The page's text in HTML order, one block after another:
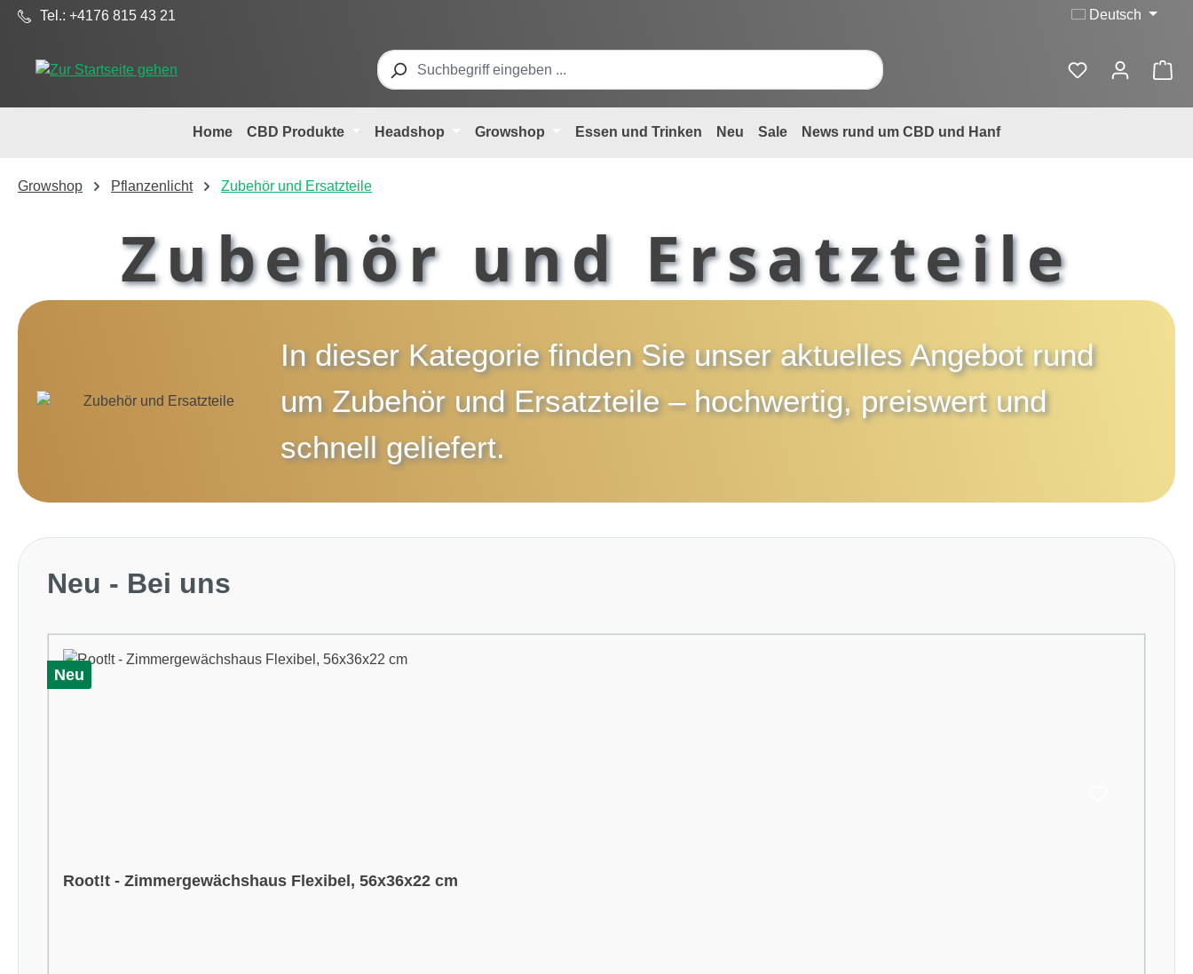
Hauptinhalt springen
Zur Suche springen
Zur Hauptnavigation springen
Tel.: +4176 815 43 21 Deutsch
Home CBD Produkte Headshop Growshop Essen und Trinken Neu Sale News rund um CBD und Hanf
Growshop Pflanzenlicht Zubehör und Ersatzteile
Zubehör und Ersatzteile
In dieser Kategorie finden Sie unser aktuelles Angebot rund
um Zubehör und Ersatzteile– hochwertig, preiswert und
schnell geliefert.
Produktgalerie überspringen
Neu - Bei uns
Neu
Root!t - Zimmergewächshaus Flexibel, 56x36x22 cm